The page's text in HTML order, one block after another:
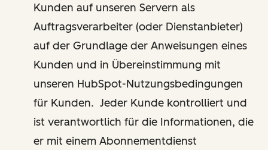
Kunden auf unseren Servern als
Auftragsverarbeiter (oder Dienstanbieter)
auf der Grundlage der Anweisungen eines
Kunden und in Übereinstimmung mit
unseren HubSpot-Nutzungsbedingungen
für Kunden. Jeder Kunde kontrolliert und
ist verantwortlich für die Informationen, die
er mit einem Abonnementdienst